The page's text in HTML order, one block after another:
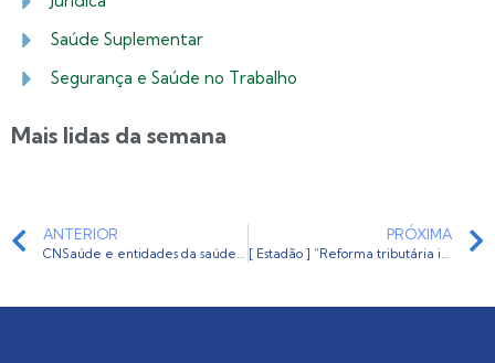
Saúde Suplementar
Segurança e Saúde no Trabalho
Mais lidas da semana
ANTERIOR
CNSaúde e entidades da saúde se reúnem com Ministro da Saúde
PRÓXIMA
[ Estadão ] “Reforma tributária impõe alerta total para o setor de saúde”, por Breno de Figueiredo Monteiro